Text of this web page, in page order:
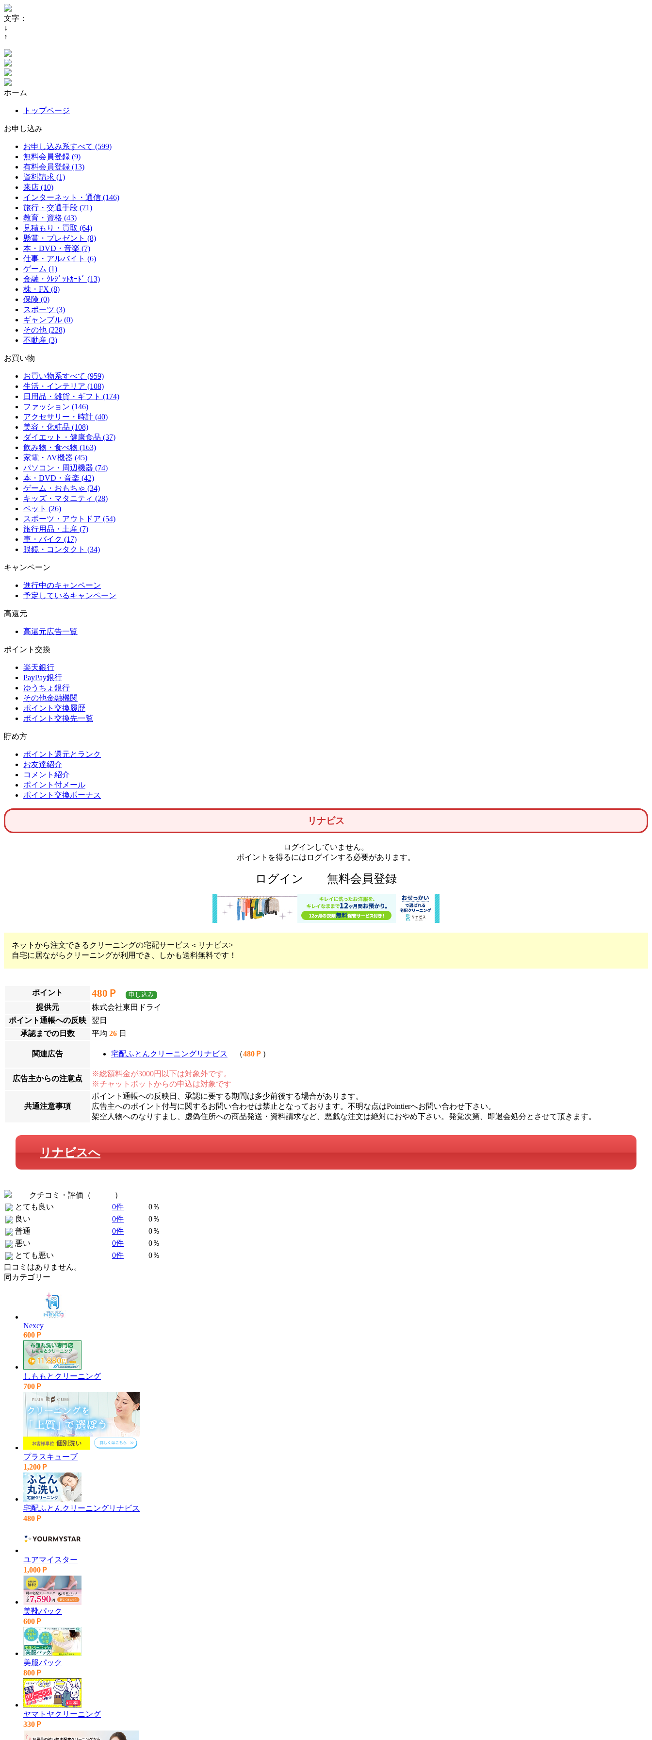
文字：
↓
↑
ホーム
トップページ
お申し込み
お申し込み系すべて (599)
無料会員登録 (9)
有料会員登録 (13)
資料請求 (1)
来店 (10)
インターネット・通信 (146)
旅行・交通手段 (71)
教育・資格 (43)
見積もり・買取 (64)
懸賞・プレゼント (8)
本・DVD・音楽 (7)
仕事・アルバイト (6)
ゲーム (1)
金融・ｸﾚｼﾞｯﾄｶｰﾄﾞ (13)
株・FX (8)
保険 (0)
スポーツ (3)
ギャンブル (0)
その他 (228)
不動産 (3)
お買い物
お買い物系すべて (959)
生活・インテリア (108)
日用品・雑貨・ギフト (174)
ファッション (146)
アクセサリー・時計 (40)
美容・化粧品 (108)
ダイエット・健康食品 (37)
飲み物・食べ物 (163)
家電・AV機器 (45)
パソコン・周辺機器 (74)
本・DVD・音楽 (42)
ゲーム・おもちゃ (34)
キッズ・マタニティ (28)
ペット (26)
スポーツ・アウトドア (54)
旅行用品・土産 (7)
車・バイク (17)
眼鏡・コンタクト (34)
キャンペーン
進行中のキャンペーン
予定しているキャンペーン
高還元
高還元広告一覧
ポイント交換
楽天銀行
PayPay銀行
ゆうちょ銀行
その他金融機関
ポイント交換履歴
ポイント交換先一覧
貯め方
ポイント還元とランク
お友達紹介
コメント紹介
ポイント付メール
ポイント交換ボーナス
リナビス
ログインしていません。
ポイントを得るにはログインする必要があります。
ログイン 無料会員登録
ネットから注文できるクリーニングの宅配サービス＜リナビス>
自宅に居ながらクリーニングが利用でき、しかも送料無料です！
ポイント 480Ｐ 申し込み
提供元
株式会社東田ドライ
ポイント通帳への反映
翌日
承認までの日数
平均 26 日
関連広告 宅配ふとんクリーニングリナビス （480Ｐ ）
広告主からの注意点
※総額料金が3000円以下は対象外です。
※チャットボットからの申込は対象です
共通注意事項
ポイント通帳への反映日、承認に要する期間は多少前後する場合があります。
広告主へのポイント付与に関するお問い合わせは禁止となっております。不明な点はPointierへお問い合わせ下さい。
架空人物へのなりすまし、虚偽住所への商品発送・資料請求など、悪戯な注文は絶対におやめ下さい。発覚次第、即退会処分とさせて頂きます。
リナビスへ
クチコミ・評価（
）
とても良い
0件
0％
良い
0件
0％
普通
0件
0％
悪い
0件
0％
とても悪い
0件
0％
口コミはありません。
同カテゴリー
Nexcy
600Ｐ
しももとクリーニング
700Ｐ
プラスキューブ
1,200Ｐ
宅配ふとんクリーニングリナビス
480Ｐ
ユアマイスター
1,000Ｐ
美靴パック
600Ｐ
美服パック
800Ｐ
ヤマトヤクリーニング
330Ｐ